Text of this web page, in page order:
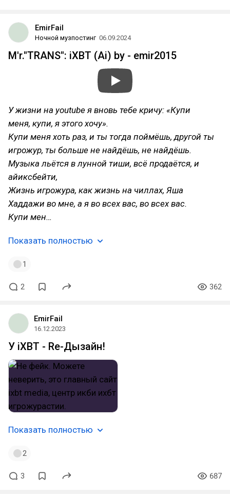
EmirFail
Ночной музпостинг 06.09.2024
M'r."TRANS": iXBT (Ai) by - emir2015
У жизни на youtube я вновь тебе кричу: «Купи
меня, купи, я этого хочу».
Купи меня хоть раз, и ты тогда поймёшь, другой ты
игрожур, ты больше не найдёшь, не найдёшь.
Музыка льётся в лунной тиши, всё продаётся, и
айиксбейти,
Жизнь игрожура, как жизнь на чиллах, Яша
Хаддажи во мне, а я во всех вас, во всех вас.
Купи мен…
Показать полностью
1
2 362
EmirFail
16.12.2023
У iXBT - Re-Дызайн!
Показать полностью
2
3 687